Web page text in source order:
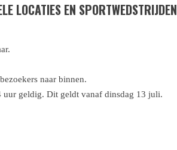
LOCATIES EN SPORTWEDSTRIJDEN
naar binnen.
uur geldig. Dit geldt vanaf dinsdag 13 juli.